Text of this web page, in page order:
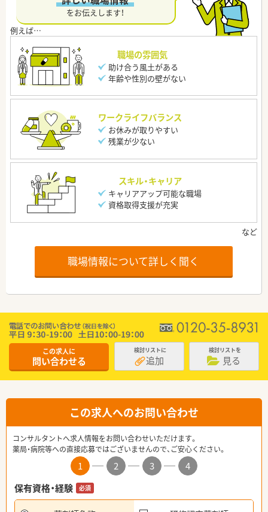
をお伝えします！
職場の雰囲気
助け合う風土がある
年齢や性別の壁がない
ワークライフバランス
お休みが取りやすい
残業が少ない
スキル・キャリア
キャリアアップ可能な職場
資格取得支援が充実
職場情報について詳しく聞く
この求人に
問い合わせる
検討リストに
追加
検討リストを
見る
この求人へのお問い合わせ
コンサルタントへ求人情報をお問い合わせいただけます。
薬局・病院等への直接応募ではございませんので、ご安心ください。
1 2 3
4
保有資格・経験
必須